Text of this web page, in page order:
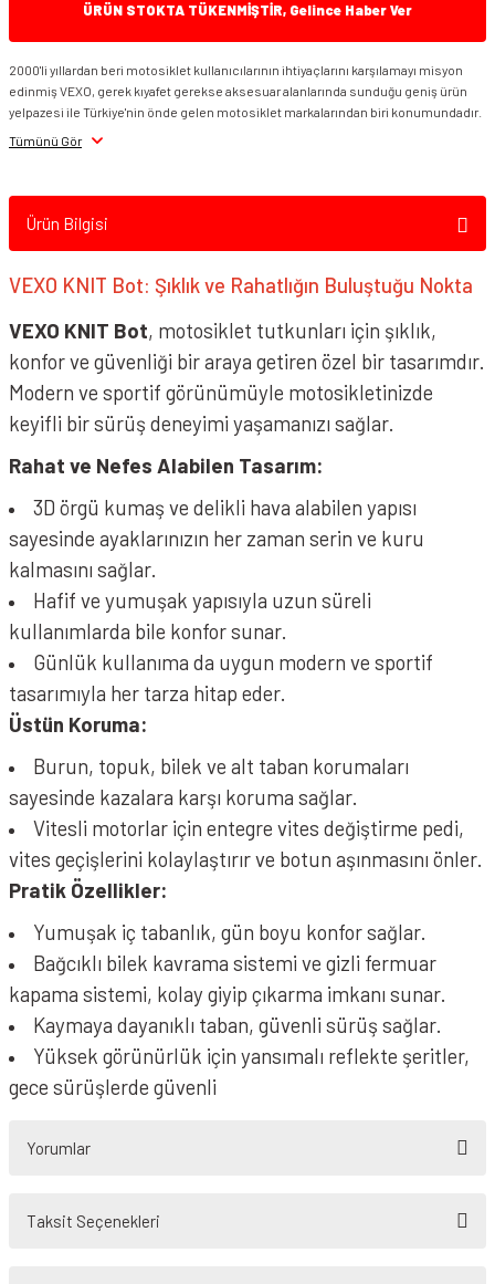
ÜRÜN STOKTA TÜKENMİŞTİR, Gelince Haber Ver
2000'li yıllardan beri motosiklet kullanıcılarının ihtiyaçlarını karşılamayı misyon
edinmiş VEXO, gerek kıyafet gerekse aksesuar alanlarında sunduğu geniş ürün
yelpazesi ile Türkiye'nin önde gelen motosiklet markalarından biri konumundadır.
Tümünü Gör
Ürün Bilgisi
VEXO KNIT Bot: Şıklık ve Rahatlığın Buluştuğu Nokta
VEXO KNIT Bot, motosiklet tutkunları için şıklık,
konfor ve güvenliği bir araya getiren özel bir tasarımdır.
Modern ve sportif görünümüyle motosikletinizde
keyifli bir sürüş deneyimi yaşamanızı sağlar.
Rahat ve Nefes Alabilen Tasarım:
3D örgü kumaş ve delikli hava alabilen yapısı
sayesinde ayaklarınızın her zaman serin ve kuru
kalmasını sağlar.
Hafif ve yumuşak yapısıyla uzun süreli
kullanımlarda bile konfor sunar.
Günlük kullanıma da uygun modern ve sportif
tasarımıyla her tarza hitap eder.
Üstün Koruma:
Burun, topuk, bilek ve alt taban korumaları
sayesinde kazalara karşı koruma sağlar.
Vitesli motorlar için entegre vites değiştirme pedi,
vites geçişlerini kolaylaştırır ve botun aşınmasını önler.
Pratik Özellikler:
Yumuşak iç tabanlık, gün boyu konfor sağlar.
Bağcıklı bilek kavrama sistemi ve gizli fermuar
kapama sistemi, kolay giyip çıkarma imkanı sunar.
Kaymaya dayanıklı taban, güvenli sürüş sağlar.
Yüksek görünürlük için yansımalı reflekte şeritler,
gece sürüşlerde güvenli
Yorumlar
Taksit Seçenekleri